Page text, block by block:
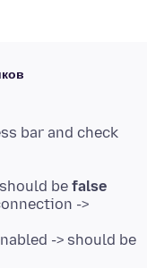
bar and check
be false
->
-> should be